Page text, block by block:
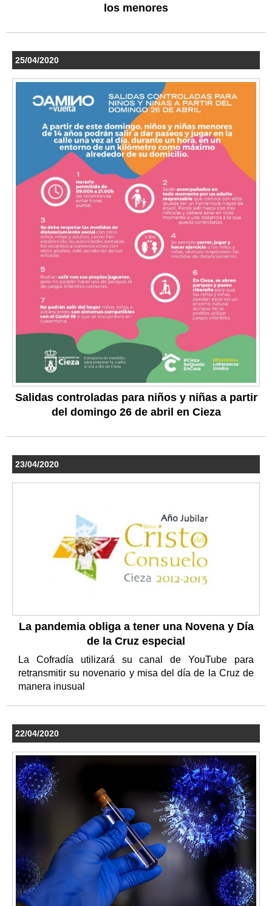
los menores
25/04/2020
Salidas controladas para niños y niñas a partir
del domingo 26 de abril en Cieza
23/04/2020
La pandemia obliga a tener una Novena y Día
de la Cruz especial
La Cofradía utilizará su canal de YouTube para
retransmitir su novenario y misa del día de la Cruz de
manera inusual
22/04/2020